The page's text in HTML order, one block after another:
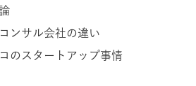
ンサル会社の違い
のスタートアップ事情